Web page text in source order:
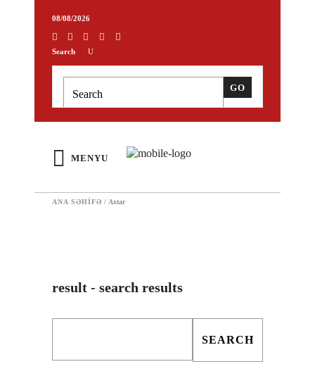
08/08/2026
Search
MENYU
ANA SƏHIFƏ / Axtar
result - search results